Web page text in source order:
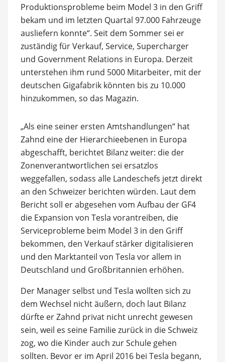
Produktionsprobleme beim Model 3 in den Griff
bekam und im letzten Quartal 97.000 Fahrzeuge
ausliefern konnte“. Seit dem Sommer sei er
zuständig für Verkauf, Service, Supercharger
und Government Relations in Europa. Derzeit
unterstehen ihm rund 5000 Mitarbeiter, mit der
deutschen Gigafabrik könnten bis zu 10.000
hinzukommen, so das Magazin.
„Als eine seiner ersten Amtshandlungen“ hat
Zahnd eine der Hierarchieebenen in Europa
abgeschafft, berichtet Bilanz weiter: die der
Zonenverantwortlichen sei ersatzlos
weggefallen, sodass alle Landeschefs jetzt direkt
an den Schweizer berichten würden. Laut dem
Bericht soll er abgesehen vom Aufbau der GF4
die Expansion von Tesla vorantreiben, die
Serviceprobleme beim Model 3 in den Griff
bekommen, den Verkauf stärker digitalisieren
und den Marktanteil von Tesla vor allem in
Deutschland und Großbritannien erhöhen.
Der Manager selbst und Tesla wollten sich zu
dem Wechsel nicht äußern, doch laut Bilanz
dürfte er Zahnd privat nicht unrecht gewesen
sein, weil es seine Familie zurück in die Schweiz
zog, wo die Kinder auch zur Schule gehen
sollten. Bevor er im April 2016 bei Tesla begann,